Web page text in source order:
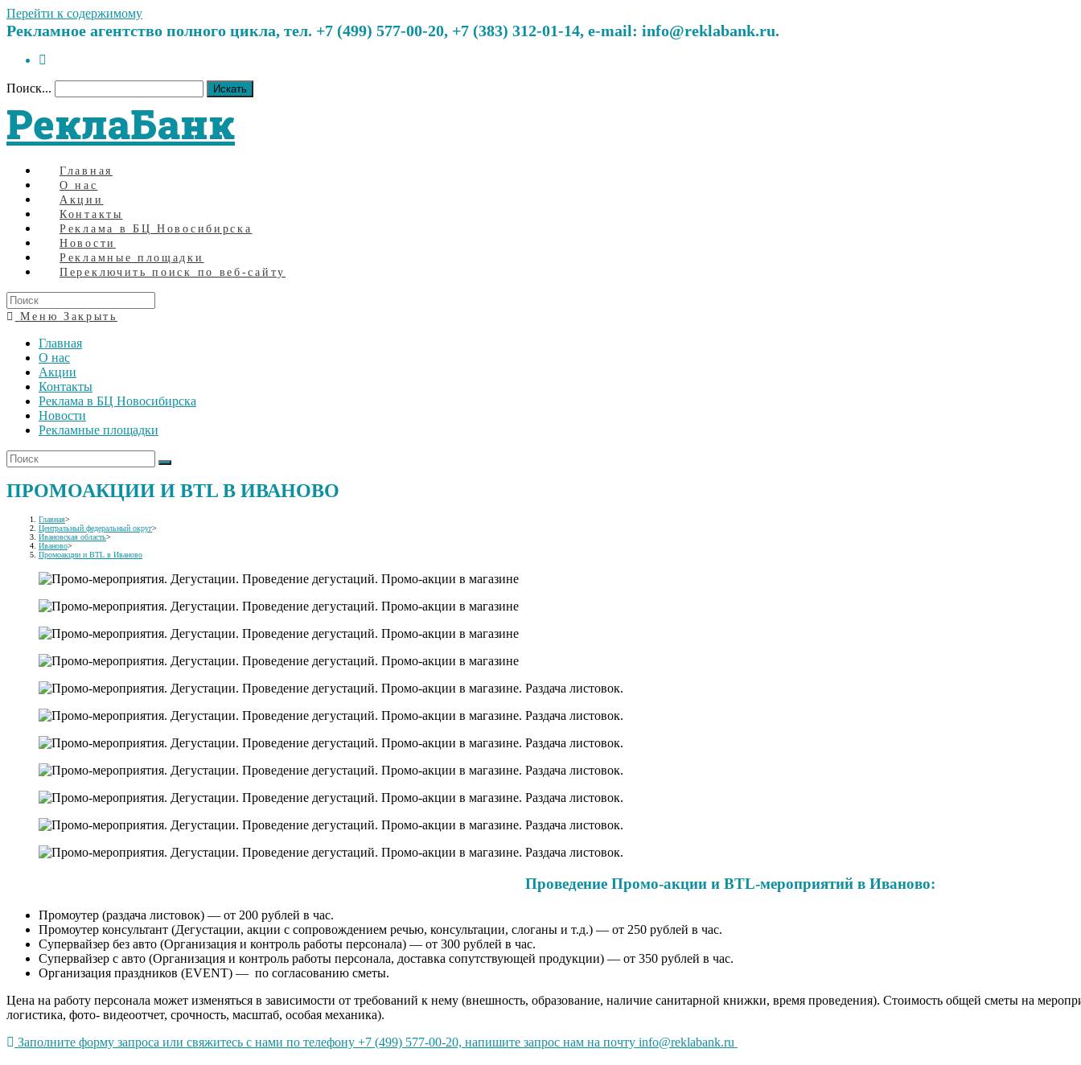
Перейти к содержимому
Рекламное агентство полного цикла, тел. +7 (499) 577-00-20, +7 (383) 312-01-14, e-mail: info@reklabank.ru.
Поиск... Искать
РеклаБанк
Главная
О нас
Акции
Контакты
Реклама в БЦ Новосибирска
Новости
Рекламные площадки
Переключить поиск по веб-сайту
Меню Закрыть
Главная
О нас
Акции
Контакты
Реклама в БЦ Новосибирска
Новости
Рекламные площадки
ПРОМОАКЦИИ И BTL В ИВАНОВО
Главная>
Центральный федеральный округ>
Ивановская область>
Иваново>
Промоакции и BTL в Иваново
Проведение Промо-акции и BTL-мероприятий в Иваново:
Промоутер (раздача листовок) — от 200 рублей в час.
Промоутер консультант (Дегустации, акции с сопровождением речью, консультации, слоганы и т.д.) — от 250 рублей в час.
Супервайзер без авто (Организация и контроль работы персонала) — от 300 рублей в час.
Супервайзер с авто (Организация и контроль работы персонала, доставка сопутствующей продукции) — от 350 рублей в час.
Организация праздников (EVENT) — по согласованию сметы.
Цена на работу персонала может изменяться в зависимости от требований к нему (внешность, образование, наличие санитарной книжки, время проведения). Стоимость общей сметы на
логистика, фото- видеоотчет, срочность, масштаб, особая механика).
Заполните форму запроса или свяжитесь с нами по телефону +7 (499) 577-00-20, напишите запрос нам на почту info@reklabank.ru